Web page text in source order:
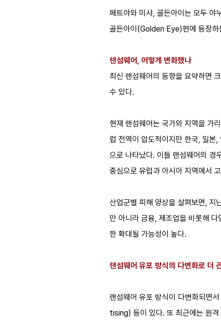
페트야와 미샤, 골든아이는 모두
골든아이(Golden Eye)편에 등장하
랜섬웨어, 어떻게 변화했나
최신 랜섬웨어의 동향을 요약하면
수 있다.
현재 랜섬웨어는 국가와 지역을 가
럽 전역이 압도적이지만 한국, 일본
으로 나타났다. 이들 랜섬웨어의 경
중심으로 유럽과 아시아 지역에서
산업군별 피해 양상을 살펴보면, 지
만 아니라 금융, 제조업을 비롯해
한 확대될 가능성이 높다.
랜섬웨어 유포 방식의 다변화로 더
랜섬웨어 유포 방식이 다변화되면
tising) 등이 있다. 또 최근에는 원